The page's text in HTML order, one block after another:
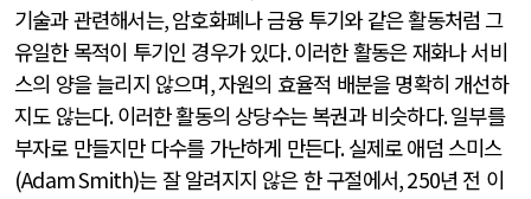
기술과 관련해서는,암호화폐나 금융 투기와 같은 활동처럼 그
유일한 목적이 투기인 경우가 있다.이러한 활동은 재화나 서비
스의 양을 늘리지 않으며,자원의 효율적 배분을 명확히 개선하
지도 않는다.이러한 활동의 상당수는 복권과 비슷하다.일부를
부자로 만들지만 다수를 가난하게 만든다.실제로 애덤 스미스
(Adam Smith)는 잘 알려지지 않은 한 구절에서, 250년 전 이